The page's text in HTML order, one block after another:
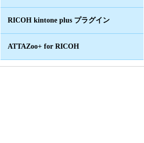
RICOH kintone plus プラグイン
ATTAZoo+ for RICOH